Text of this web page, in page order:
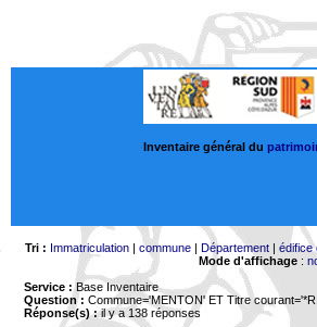
Inventaire général du
Tri : Immatriculation| commune| Département| édifice
Mode d'affichage:
Service : Base Inventaire
Question : Commune='MENTON' ET Titre
Réponse(s) :il y a 138 réponses